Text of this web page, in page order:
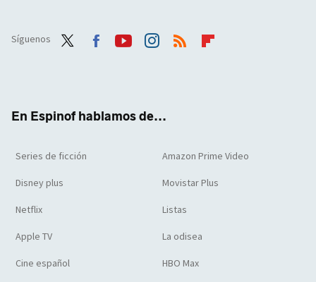
Síguenos
En Espinof hablamos de...
Series de ficción Amazon Prime Video
Disney plus Movistar Plus
Netflix Listas
Apple TV La odisea
Cine español HBO Max